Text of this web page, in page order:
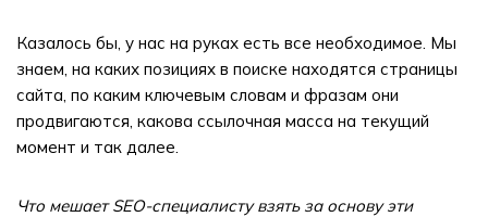
Казалось бы, у нас на руках есть все необходимое. Мы
знаем, на каких позициях в поиске находятся страницы
сайта, по каким ключевым словам и фразам они
продвигаются, какова ссылочная масса на текущий
момент и так далее.
Что мешает SEO-специалисту взять за основу эти